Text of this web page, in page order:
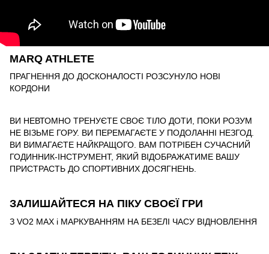
MARQ ATHLETE
ПРАГНЕННЯ ДО ДОСКОНАЛОСТІ РОЗСУНУЛО НОВІ
КОРДОНИ
ВИ НЕВТОМНО ТРЕНУЄТЕ СВОЄ ТІЛО ДОТИ, ПОКИ РОЗУМ
НЕ ВІЗЬМЕ ГОРУ. ВИ ПЕРЕМАГАЄТЕ У ПОДОЛАННІ НЕЗГОД.
ВИ ВИМАГАЄТЕ НАЙКРАЩОГО. ВАМ ПОТРІБЕН СУЧАСНИЙ
ГОДИННИК-ІНСТРУМЕНТ, ЯКИЙ ВІДОБРАЖАТИМЕ ВАШУ
ПРИСТРАСТЬ ДО СПОРТИВНИХ ДОСЯГНЕНЬ.
ЗАЛИШАЙТЕСЯ НА ПІКУ СВОЄЇ ГРИ
З VO2 MAX і МАРКУВАННЯМ НА БЕЗЕЛІ ЧАСУ ВІДНОВЛЕННЯ